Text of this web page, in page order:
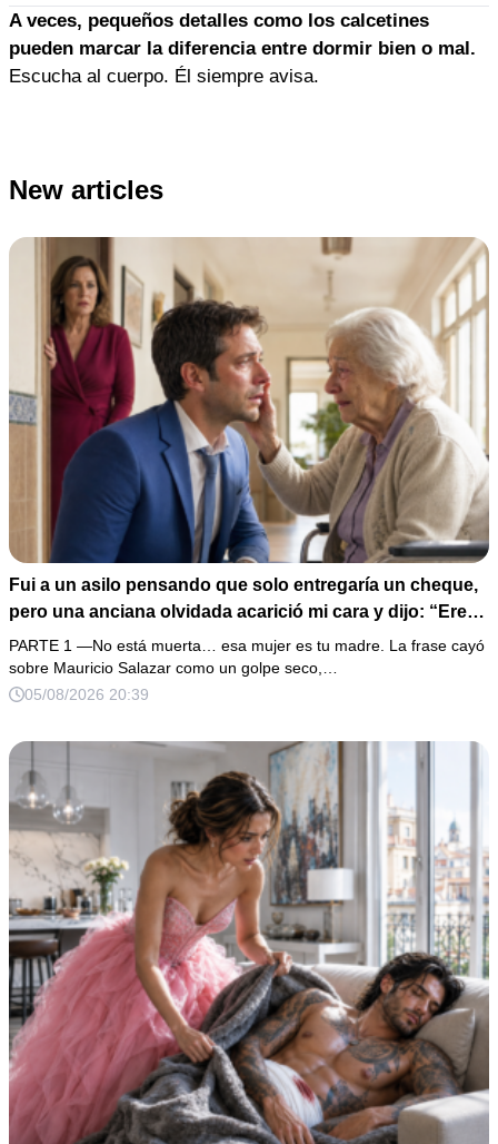
A veces, pequeños detalles como los calcetines
pueden marcar la diferencia entre dormir bien o mal.
Escucha al cuerpo. Él siempre avisa.
New articles
Fui a un asilo pensando que solo entregaría un cheque,
pero una anciana olvidada acarició mi cara y dijo: “Eres
igual a tu padre”. En vez de hacer preguntas, tomé su
medalla, abrí un expediente sellado desde hacía 40 años
y descubrí que la mujer que me crió había construido mi
PARTE 1 —No está muerta… esa mujer es tu madre. La frase cayó
sobre Mauricio Salazar como un golpe seco,…
05/08/2026 20:39